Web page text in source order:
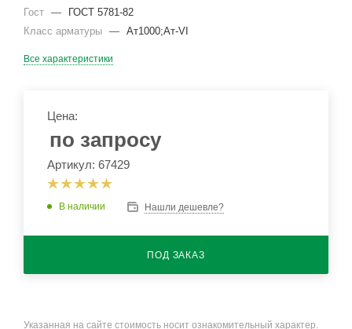
Гост —
ГОСТ 5781-82
Класс арматуры — Ат1000;Ат-VI
Все характеристики
Цена:
по запросу
Артикул: 67429
В наличии Нашли дешевле?
ПОД ЗАКАЗ
Указанная на сайте стоимость носит ознакомительный характер.